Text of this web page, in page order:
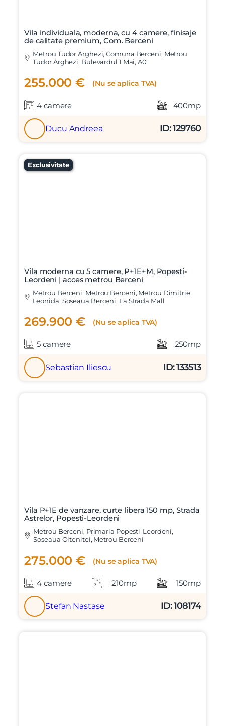
Vila individuala, moderna, cu 4 camere, finisaje
de calitate premium, Com. Berceni
Metrou Tudor Arghezi, Comuna Berceni, Metrou
Tudor Arghezi, Bulevardul 1 Mai, A0
255.000 € (Nu se aplica TVA)
4 camere 400mp
Ducu Andreea ID: 129760
Exclusivitate
Vila moderna cu 5 camere, P+1E+M, Popesti-
Leordeni | acces metrou Berceni
Metrou Berceni, Metrou Berceni, Metrou Dimitrie
Leonida, Soseaua Berceni, La Strada Mall
269.900 € (Nu se aplica TVA)
5 camere 250mp
Sebastian Iliescu ID: 133513
Vila P+1E de vanzare, curte libera 150 mp, Strada
Astrelor, Popesti-Leordeni
Metrou Berceni, Primaria Popesti-Leordeni,
Soseaua Oltenitei, Metrou Berceni
275.000 € (Nu se aplica TVA)
4 camere 210mp 150mp
Stefan Nastase ID: 108174
SudRezidential.ro